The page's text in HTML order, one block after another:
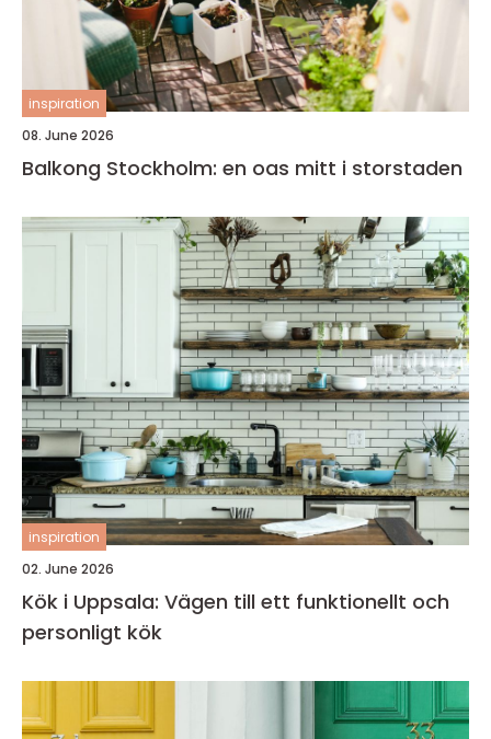
inspiration
08. June 2026
Balkong Stockholm: en oas mitt i storstaden
inspiration
02. June 2026
Kök i Uppsala: Vägen till ett funktionellt och
personligt kök